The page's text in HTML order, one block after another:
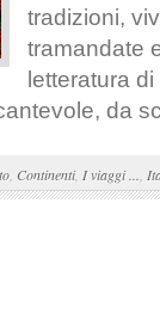
tradizioni,
tramandate
letteratura
da
Continenti, I viaggi ...